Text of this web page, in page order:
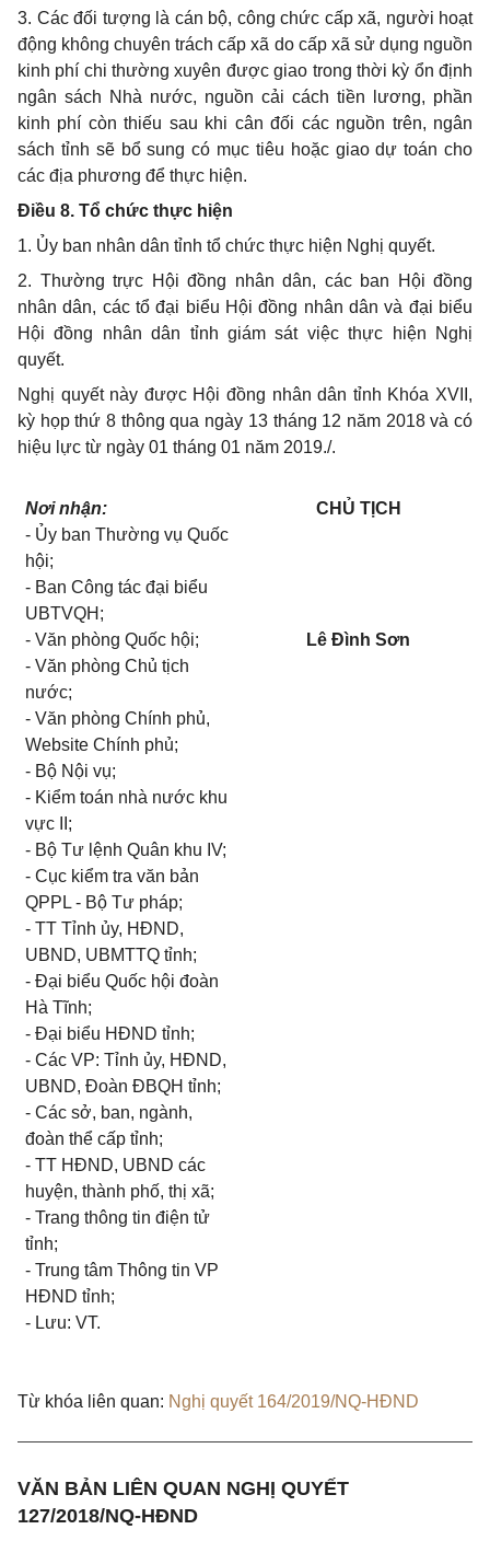
3. Các đối tượng là cán bộ, công chức cấp xã, người hoạt
động không chuyên trách cấp xã do cấp xã sử dụng nguồn
kinh phí chi thường xuyên được giao trong thời kỳ ổn định
ngân sách Nhà nước, nguồn cải cách tiền lương, phần
kinh phí còn thiếu sau khi cân đối các nguồn trên, ngân
sách tỉnh sẽ bổ sung có mục tiêu hoặc giao dự toán cho
các địa phương để thực hiện.
Điều 8. Tổ chức thực hiện
1. Ủy ban nhân dân tỉnh tổ chức thực hiện Nghị quyết.
2. Thường trực Hội đồng nhân dân, các ban Hội đồng
nhân dân, các tổ đại biểu Hội đồng nhân dân và đại biểu
Hội đồng nhân dân tỉnh giám sát việc thực hiện Nghị
quyết.
Nghị quyết này được Hội đồng nhân dân tỉnh Khóa XVII,
kỳ họp thứ 8 thông qua ngày 13 tháng 12 năm 2018 và có
hiệu lực từ ngày 01 tháng 01 năm 2019./.
Nơi nhận:
- Ủy ban Thường vụ Quốc
hội;
- Ban Công tác đại biểu
UBTVQH;
- Văn phòng Quốc hội;
- Văn phòng Chủ tịch
nước;
- Văn phòng Chính phủ,
Website Chính phủ;
- Bộ Nội vụ;
- Kiểm toán nhà nước khu
vực II;
- Bộ Tư lệnh Quân khu IV;
- Cục kiểm tra văn bản
QPPL - Bộ Tư pháp;
- TT Tỉnh ủy, HĐND,
UBND, UBMTTQ tỉnh;
- Đại biểu Quốc hội đoàn
Hà Tĩnh;
- Đại biểu HĐND tỉnh;
- Các VP: Tỉnh ủy, HĐND,
UBND, Đoàn ĐBQH tỉnh;
- Các sở, ban, ngành,
đoàn thể cấp tỉnh;
- TT HĐND, UBND các
huyện, thành phố, thị xã;
- Trang thông tin điện tử
tỉnh;
- Trung tâm Thông tin VP
HĐND tỉnh;
- Lưu: VT.
CHỦ TỊCH
Lê Đình Sơn
Từ khóa liên quan: Nghị quyết 164/2019/NQ-HĐND
VĂN BẢN LIÊN QUAN NGHỊ QUYẾT
127/2018/NQ-HĐND